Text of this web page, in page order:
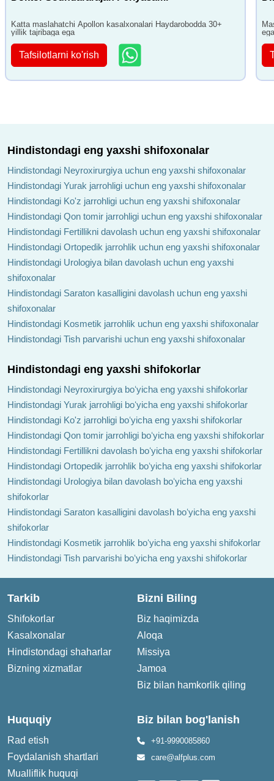
Katta maslahatchi Apollon kasalxonalari Haydarobodda 30+
yillik tajribaga ega
Tafsilotlarni ko'rish
Hindistondagi eng yaxshi shifoxonalar
Hindistondagi Neyroxirurgiya uchun eng yaxshi shifoxonalar
Hindistondagi Yurak jarrohligi uchun eng yaxshi shifoxonalar
Hindistondagi Ko'z jarrohligi uchun eng yaxshi shifoxonalar
Hindistondagi Qon tomir jarrohligi uchun eng yaxshi shifoxonalar
Hindistondagi Fertillikni davolash uchun eng yaxshi shifoxonalar
Hindistondagi Ortopedik jarrohlik uchun eng yaxshi shifoxonalar
Hindistondagi Urologiya bilan davolash uchun eng yaxshi
shifoxonalar
Hindistondagi Saraton kasalligini davolash uchun eng yaxshi
shifoxonalar
Hindistondagi Kosmetik jarrohlik uchun eng yaxshi shifoxonalar
Hindistondagi Tish parvarishi uchun eng yaxshi shifoxonalar
Hindistondagi eng yaxshi shifokorlar
Hindistondagi Neyroxirurgiya boʻyicha eng yaxshi shifokorlar
Hindistondagi Yurak jarrohligi boʻyicha eng yaxshi shifokorlar
Hindistondagi Ko'z jarrohligi boʻyicha eng yaxshi shifokorlar
Hindistondagi Qon tomir jarrohligi boʻyicha eng yaxshi shifokorlar
Hindistondagi Fertillikni davolash boʻyicha eng yaxshi shifokorlar
Hindistondagi Ortopedik jarrohlik boʻyicha eng yaxshi shifokorlar
Hindistondagi Urologiya bilan davolash boʻyicha eng yaxshi
shifokorlar
Hindistondagi Saraton kasalligini davolash boʻyicha eng yaxshi
shifokorlar
Hindistondagi Kosmetik jarrohlik boʻyicha eng yaxshi shifokorlar
Hindistondagi Tish parvarishi boʻyicha eng yaxshi shifokorlar
Tarkib
Shifokorlar
Kasalxonalar
Hindistondagi shaharlar
Bizning xizmatlar
Bizni Biling
Biz haqimizda
Aloqa
Missiya
Jamoa
Biz bilan hamkorlik qiling
Huquqiy
Rad etish
Foydalanish shartlari
Mualliflik huquqi
Biz bilan bog'lanish
+91-9990085860
care@alfplus.com